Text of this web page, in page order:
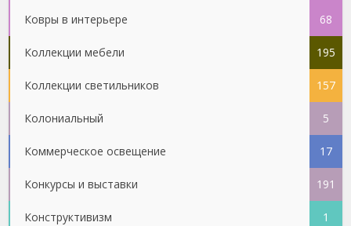
Ковры в интерьере 68
Коллекции мебели 195
Коллекции светильников 157
Колониальный 5
Коммерческое освещение 17
Конкурсы и выставки 191
Конструктивизм 1